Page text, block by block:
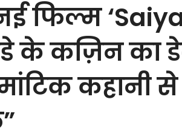
फिल्म
के कज़िन का
कहानी